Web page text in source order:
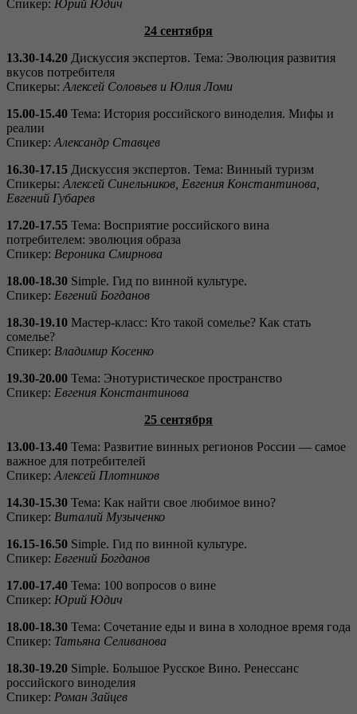
Спикер: Юрий Юдич
24 сентября
13.30-14.20 Дискуссия экспертов. Тема: Эволюция развития
вкусов потребителя
Cпикеры: Алексей Соловьев и Юлия Ломи
15.00-15.40 Тема: История российского виноделия. Мифы и
реалии
Спикер: Александр Ставцев
16.30-17.15 Дискуссия экспертов. Тема: Винный туризм
Cпикеры: Алексей Синельников, Евгения Константинова,
Евгений Губарев
17.20-17.55 Тема: Восприятие российского вина
потребителем: эволюция образа
Cпикер: Вероника Смирнова
18.00-18.30 Simple. Гид по винной культуре.
Спикер: Евгений Богданов
18.30-19.10 Мастер-класс: Кто такой сомелье? Как стать
сомелье?
Спикер: Владимир Косенко
19.30-20.00 Тема: Энотуристическое пространство
Спикер: Евгения Константинова
25 сентября
13.00-13.40 Тема: Развитие винных регионов России — самое
важное для потребителей
Спикер: Алексей Плотников
14.30-15.30 Тема: Как найти свое любимое вино?
Спикер: Виталий Музыченко
16.15-16.50 Simple. Гид по винной культуре.
Спикер: Евгений Богданов
17.00-17.40 Тема: 100 вопросов о вине
Спикер: Юрий Юдич
18.00-18.30 Тема: Сочетание еды и вина в холодное время года
Спикер: Татьяна Селиванова
18.30-19.20 Simple. Большое Русское Вино. Ренессанс
российского виноделия
Спикер: Роман Зайцев